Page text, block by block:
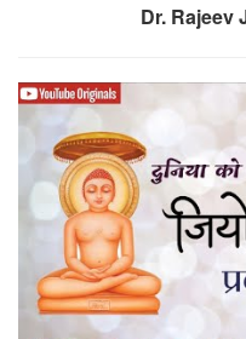
Dr. Rajeev